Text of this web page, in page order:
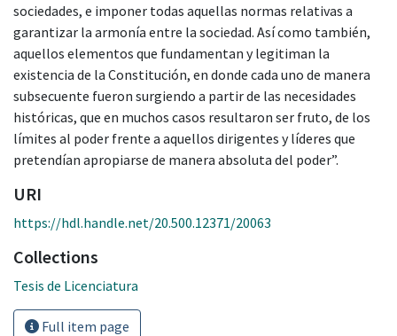
sociedades, e imponer todas aquellas normas relativas a
garantizar la armonía entre la sociedad. Así como también,
aquellos elementos que fundamentan y legitiman la
existencia de la Constitución, en donde cada uno de manera
subsecuente fueron surgiendo a partir de las necesidades
históricas, que en muchos casos resultaron ser fruto, de los
límites al poder frente a aquellos dirigentes y líderes que
pretendían apropiarse de manera absoluta del poder”.
URI
https://hdl.handle.net/20.500.12371/20063
Collections
Tesis de Licenciatura
Full item page